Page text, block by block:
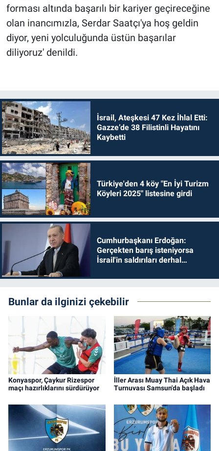
forması altında başarılı bir kariyer geçireceğine
olan inancımızla, Serdar Saatçı'ya hoş geldin
diyor, yeni yolculuğunda üstün başarılar
diliyoruz' denildi.
İsrail, Ateşkesi 47 Kez İhlal Etti:
Gazze’de 38 Filistinli Hayatını
Kaybetti
Türkiye'den 4 köy "En İyi Turizm
Köyleri 2025" listesine girdi
Cumhurbaşkanı Erdoğan:
Gerçekten barış isteniyorsa
İsrail'in saldırıları derhal
Bunlar da ilginizi çekebilir
Konyaspor, Çaykur Rizespor
maçı hazırlıklarını sürdürüyor
İller Arası Muay Thai Açık Hava
Turnuvası Samsun'da başladı